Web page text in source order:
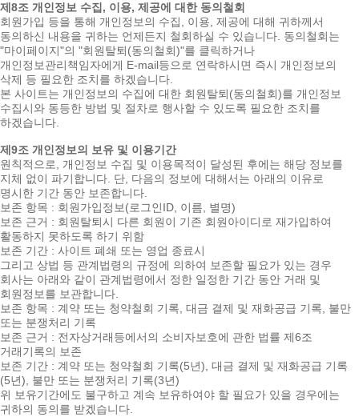
제8조 개인정보 수집, 이용, 제공에 대한 동의철회
회원가입 등을 통해 개인정보의 수집, 이용, 제공에 대해 귀하께서
동의하신 내용을 귀하는 언제든지 철회하실 수 있습니다. 동의철회는
"마이페이지"의 "회원탈퇴(동의철회)"를 클릭하거나
개인정보관리책임자에게 E-mail등으로 연락하시면 즉시 개인정보의
삭제 등 필요한 조치를 하겠습니다.
본 사이트는 개인정보의 수집에 대한 회원탈퇴(동의철회)를 개인정보
수집시와 동등한 방법 및 절차로 행사할 수 있도록 필요한 조치를
하겠습니다.
제9조 개인정보의 보유 및 이용기간
원칙적으로, 개인정보 수집 및 이용목적이 달성된 후에는 해당 정보를
지체 없이 파기합니다. 단, 다음의 정보에 대해서는 아래의 이유로
명시한 기간 동안 보존합니다.
보존 항목 : 회원가입정보(로그인ID, 이름, 별명)
보존 근거 : 회원탈퇴시 다른 회원이 기존 회원아이디로 재가입하여
활동하지 못하도록 하기 위함
보존 기간 : 사이트 폐쇄 또는 영업 종료시
그리고 상법 등 관계법령의 규정에 의하여 보존할 필요가 있는 경우
회사는 아래와 같이 관계법령에서 정한 일정한 기간 동안 거래 및
회원정보를 보관합니다.
보존 항목 : 계약 또는 청약철회 기록, 대금 결제 및 재화공급 기록, 불만
또는 분쟁처리 기록
보존 근거 : 전자상거래등에서의 소비자보호에 관한 법률 제6조
거래기록의 보존
보존 기간 : 계약 또는 청약철회 기록(5년), 대금 결제 및 재화공급 기록
(5년), 불만 또는 분쟁처리 기록(3년)
위 보유기간에도 불구하고 계속 보유하여야 할 필요가 있을 경우에는
귀하의 동의를 받겠습니다.